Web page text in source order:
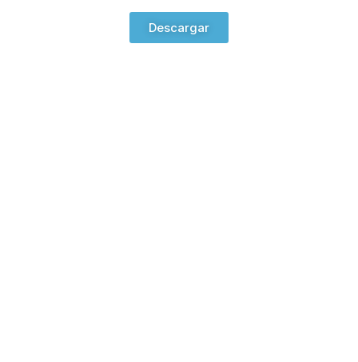
Descargar